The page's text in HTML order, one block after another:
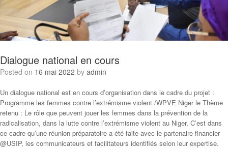
Dialogue national en cours
Posted on 16 mai 2022 by admin
Un dialogue national est en cours d’organisation dans le cadre du projet :
Programme les femmes contre l’extrémisme violent /WPVE Niger le Thème
retenu : Le rôle que peuvent jouer les femmes dans la prévention de la
radicalisation, dans la lutte contre l’extrémisme violent au Niger, C’est dans
ce cadre qu’une réunion préparatoire a été faite avec le partenaire financier
@USIP, les communicateurs et facilitateurs identifiés selon leur expertise.